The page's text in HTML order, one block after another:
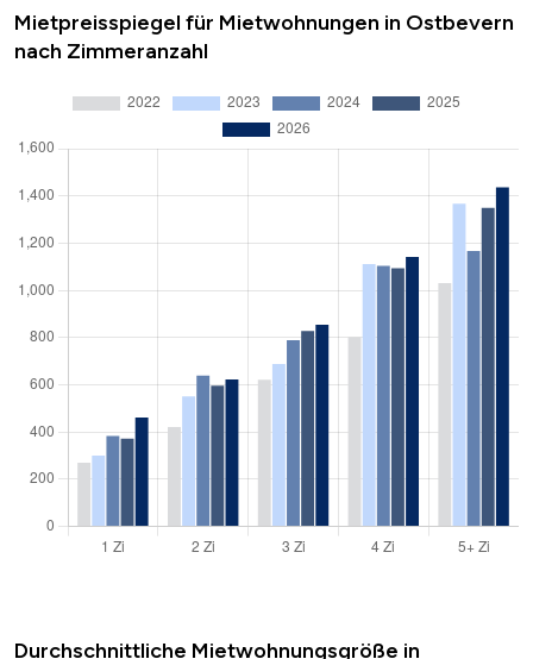
Mietpreisspiegel für Mietwohnungen in Ostbevern
nach Zimmeranzahl
Durchschnittliche Mietwohnungsgröße in